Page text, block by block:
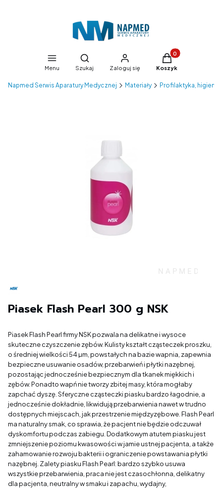
Menu
Otwórz wyszukiwarkę
Szukaj Zaloguj się
Produkty w
Koszyk
Napmed Serwis Aparatury Medycznej Materiały Profilaktyka,
Piasek Flash Pearl 300 g NSK
Piasek Flash Pearl firmy NSK pozwala na delikatne i wysoce
skuteczne czyszczenie zębów. Kulisty kształt cząsteczek proszku,
o średniej wielkości 54 µm, powstałych na bazie wapnia, zapewnia
bezpieczne usuwanie osadów, przebarwień i płytki nazębnej,
pozostając jednocześnie bezpiecznym dla tkanek miękkich i
zębów. Ponadto wapń nie tworzy zbitej masy, która mogłaby
zapchać dyszę. Sferyczne cząsteczki piasku bardzo łagodnie, a
jednocześnie dokładnie, likwidują przebarwienia nawet w trudno
dostępnych miejscach, jak przestrzenie międzyzębowe. Flash Pearl
ma naturalny smak, co sprawia, że pacjent nie będzie odczuwał
dyskomfortu podczas zabiegu. Dodatkowym atutem piasku jest
zmniejszenie poziomu kwasowości w jamie ustnej pacjenta, a także
zahamowanie rozwoju bakterii i ograniczenie powstawania płytki
nazębnej. Zalety piasku Flash Pearl: bardzo szybko usuwa
wszystkie przebarwienia, praca nie jest czasochłonna, delikatny
dla pacjenta, neutralny w smaku i zapachu, wydajny,